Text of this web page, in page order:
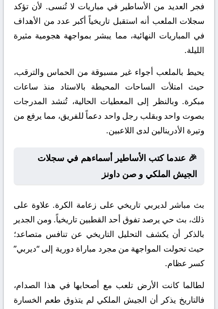
فجر العديد من الأساطير في مباريات لا تُنسى. لأن تؤكد
سجلات الملعب أنه استقبل تاريخياً أكبر عدد من الأهداف
في المباريات النهائية، مما يبشر بمواجهة هجومية مثيرة
الليلة.
يحيط بالملعب أجواء غير مسبوقة من الحماس والترقب،
حيث امتلأت الساحات المحيطة بالاستاد منذ ساعات
مبكرة. وبالنظر إلى المعطيات الحالية، تُنشد المدرجات
بصوت واحد وبقلب رجل واحد دعماً للفريق، مما يرفع من
وتيرة الأدرينالين لدى اللاعبين.
🎉 عندما كتب الأساطير أسماءهم في سجلات
الجيش الملكي و صن داونز
بث مباشر لديربي تاريخي على زعامة الكرة. علاوة على
ذلك، بث حي يرصد تفوق أحد القطبين تاريخياً. ومن الجدير
بالذكر أن يكشف التحليل التاريخي عن تنافس متصاعد؛
حيث تحولت المواجهة من مجرد مباراة دورية إلى “ديربي”
كسر عظام.
لطالما كانت الأرض تلعب مع أصحابها في هذا الصدام،
فالتاريخ يذكر أن الجيش الملكي لم يتذوق طعم الخسارة